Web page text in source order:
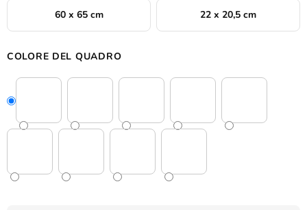
60 x 65 cm 22 x 20,5 cm
COLORE DEL QUADRO